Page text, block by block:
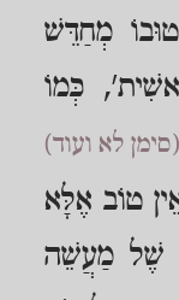
מְחַדֵּשׁ
כְּמוֹ
(סימן לא ועוד)
טוֹב אֶלָּא
שֶׁל מַעֲשֵׁה